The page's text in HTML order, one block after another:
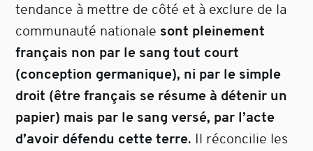
tendance à mettre de côté et à exclure de la
communauté nationale sont pleinement
français non par le sang tout court
(conception germanique), ni par le simple
droit (être français se résume à détenir un
papier) mais par le sang versé, par l’acte
d’avoir défendu cette terre. Il réconcilie les